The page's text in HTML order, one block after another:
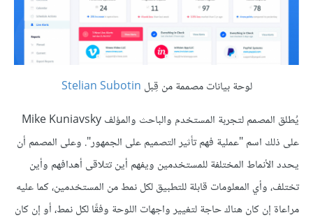
لوحة بيانات مصممة من قِبل Stelian Subotin
يُطلق المصمم لتجربة المستخدم والباحث والمؤلف Mike Kuniavsky
على ذلك اسم "عملية فهم تأثير التصميم على الجمهور". وعلى المصمم أن
يحدد الأنماط المختلفة للمستخدمين ويفهم أين تتلاقى أهدافهم وأين
تختلف، وأي المعلومات قابلة للتطبيق لكل نمط من المستخدمين، كما عليه
مراعاة إن كان هناك حاجة لتغيير واجهات اللوحة وفقًا لكل نمط، أو إن كان